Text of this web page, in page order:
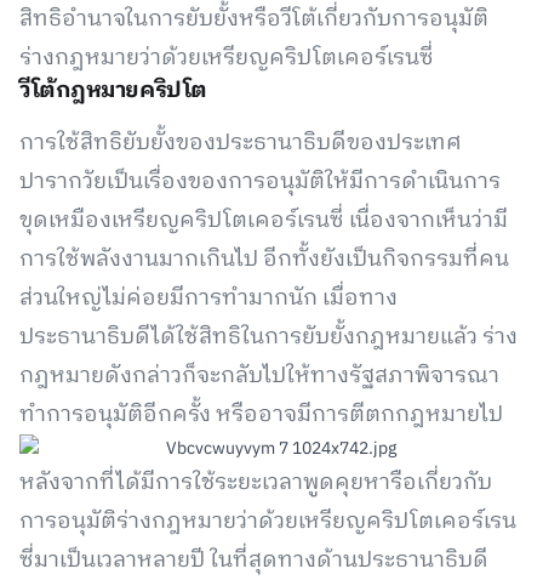
สิทธิอำนาจในการยับยั้งหรือวีโต้เกี่ยวกับการอนุมัติ
ร่างกฎหมายว่าด้วยเหรียญคริปโตเคอร์เรนซี่
วีโต้กฎหมายคริปโต
การใช้สิทธิยับยั้งของประธานาธิบดีของประเทศ
ปารากวัยเป็นเรื่องของการอนุมัติให้มีการดำเนินการ
ขุดเหมืองเหรียญคริปโตเคอร์เรนซี่ เนื่องจากเห็นว่ามี
การใช้พลังงานมากเกินไป อีกทั้งยังเป็นกิจกรรมที่คน
ส่วนใหญ่ไม่ค่อยมีการทำมากนัก เมื่อทาง
ประธานาธิบดีได้ใช้สิทธิในการยับยั้งกฎหมายแล้ว ร่าง
กฎหมายดังกล่าวก็จะกลับไปให้ทางรัฐสภาพิจารณา
ทำการอนุมัติอีกครั้ง หรืออาจมีการตีตกกฎหมายไป
หลังจากที่ได้มีการใช้ระยะเวลาพูดคุยหารือเกี่ยวกับ
การอนุมัติร่างกฎหมายว่าด้วยเหรียญคริปโตเคอร์เรน
ซี่มาเป็นเวลาหลายปี ในที่สุดทางด้านประธานาธิบดี